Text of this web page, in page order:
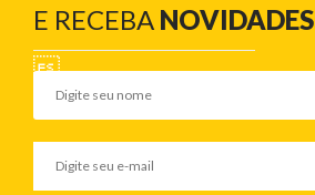
E RECEBA NOVIDADES